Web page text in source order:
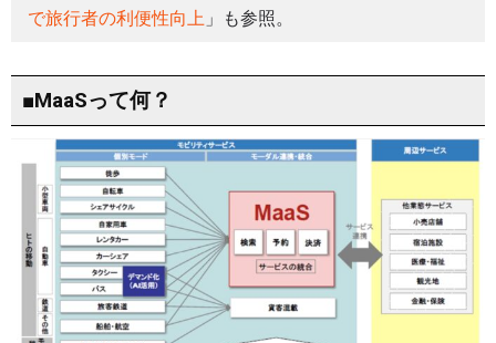
で旅行者の利便性向上 」も参照。
■MaaSって何？